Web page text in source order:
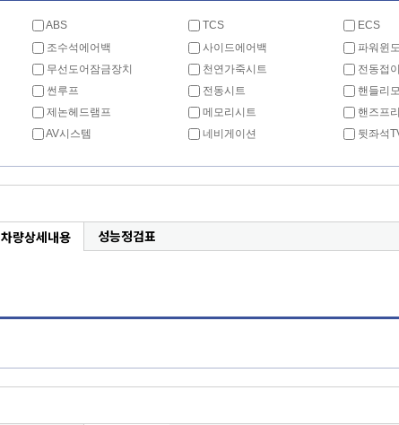
ABS TCS
ECS
조수석에어백 사이드에어백
파워윈
무선도어잠금장치 천연가죽시트
전동접
썬루프 전동시트
핸들리
제논헤드램프 메모리시트
핸즈프
AV시스템 네비게이션 뒷좌석
차량상세내용 성능정검표